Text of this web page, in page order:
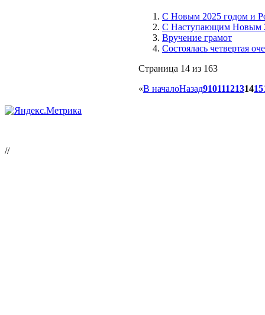
С Новым 2025 годом и
С Наступающим Новым
Вручение грамот
Состоялась четвертая
Страница 14 из 163
«В началоНазад9101112131415
//